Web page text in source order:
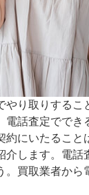
り取りする
話査定ででき
にいたること
します。電
買取業者から